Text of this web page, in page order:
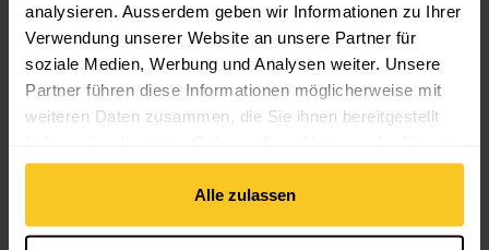
analysieren. Ausserdem geben wir Informationen zu Ihrer
Verwendung unserer Website an unsere Partner für
soziale Medien, Werbung und Analysen weiter. Unsere
Partner führen diese Informationen möglicherweise mit
weiteren Daten zusammen, die Sie ihnen bereitgestellt
gesammelt haben.
Alle zulassen
Sicheres Bezahlen mit Twint, Kreditkarte und mehr.
14-Tage Widerrufsrecht